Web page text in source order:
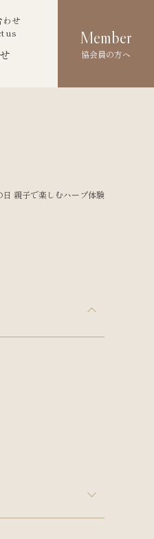
わせ
us
Member
協会員の方へ
日 親子で楽しむハープ体験